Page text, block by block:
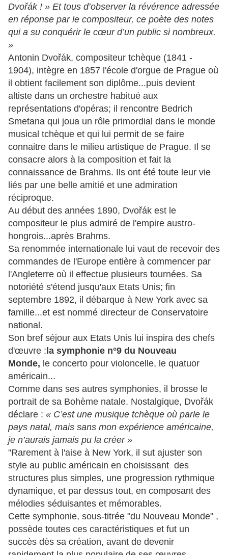
Dvořák ! » Et tous d’observer la révérence adressée
en réponse par le compositeur, ce poète des notes
qui a su conquérir le cœur d’un public si nombreux.
»
Antonin Dvořák, compositeur tchèque (1841 -
1904), intègre en 1857 l'école d'orgue de Prague où
il obtient facilement son diplôme...puis devient
altiste dans un orchestre habitué aux
représentations d'opéras; il rencontre Bedrich
Smetana qui joua un rôle primordial dans le monde
musical tchèque et qui lui permit de se faire
connaitre dans le milieu artistique de Prague. Il se
consacre alors à la composition et fait la
connaissance de Brahms. Ils ont été toute leur vie
liés par une belle amitié et une admiration
réciproque.
Au début des années 1890, Dvořák est le
compositeur le plus admiré de l'empire austro-
hongrois...après Brahms.
Sa renommée internationale lui vaut de recevoir des
commandes de l'Europe entière à commencer par
l'Angleterre où il effectue plusieurs tournées. Sa
notoriété s'étend jusqu'aux Etats Unis; fin
septembre 1892, il débarque à New York avec sa
famille...et est nommé directeur de Conservatoire
national.
Son bref séjour aux Etats Unis lui inspira des chefs
d'œuvre : la symphonie n°9 du Nouveau
Monde, le concerto pour violoncelle, le quatuor
américain...
Comme dans ses autres symphonies, il brosse le
portrait de sa Bohème natale. Nostalgique, Dvořák
déclare : « C’est une musique tchèque où parle le
pays natal, mais sans mon expérience américaine,
je n’aurais jamais pu la créer »
"Rarement à l'aise à New York, il sut ajuster son
style au public américain en choisissant des
structures plus simples, une progression rythmique
dynamique, et par dessus tout, en composant des
mélodies séduisantes et mémorables.
Cette symphonie, sous-titrée "du Nouveau Monde" ,
possède toutes ces caractéristiques et fut un
succès dès sa création, avant de devenir